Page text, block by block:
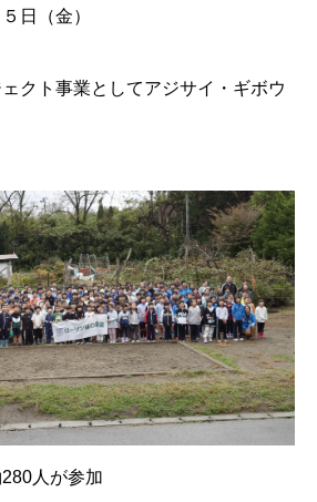
日（金）
クト事業としてアジサイ・ギボウ
人が参加